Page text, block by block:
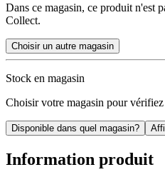
Dans ce magasin, ce produit n'est
Collect.
Choisir un autre magasin
Stock en magasin
Choisir votre magasin pour
Disponible dans quel magasin?
Information produit